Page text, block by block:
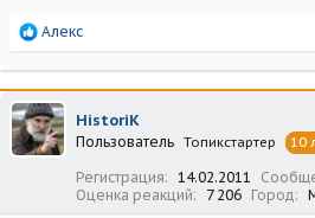
Р
а
к
ц
и
и
Алекс
HistoriK
Пользователь Топикстартер 10
Регистрация 14.02.2011
Оценка реакций
7 206 Город